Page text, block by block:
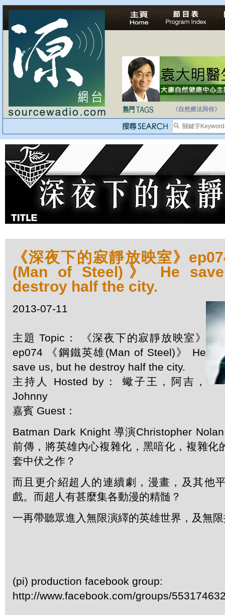
法治社會並不等同
《自然療法與你》
《深夜下的寂靜放映室》
(Man of Steel)》 He
destroy half the city.
2013-07-11
主題 Topic： 《深夜下的寂靜放映室》
ep074 《鋼鐵英雄(Man of Steel)》 He
save us, but he destroy half the city.
主持人 Hosted by： 蠍子王，阿吉，
Johnny
嘉賓 Guest：
Batman Dark Knight 導演Christopher
前傳，將英雄內心複雜化，黑喑化，複雜化
套中伏之作？
而且更介紹超人的連續劇，漫畫，及其他
戲。而超人有甚麼集各動漫的精髄？
一再帶聽眾進入無限演繹的英雄世界，及無
(pi) production facebook group:
http://www.facebook.com/groups/